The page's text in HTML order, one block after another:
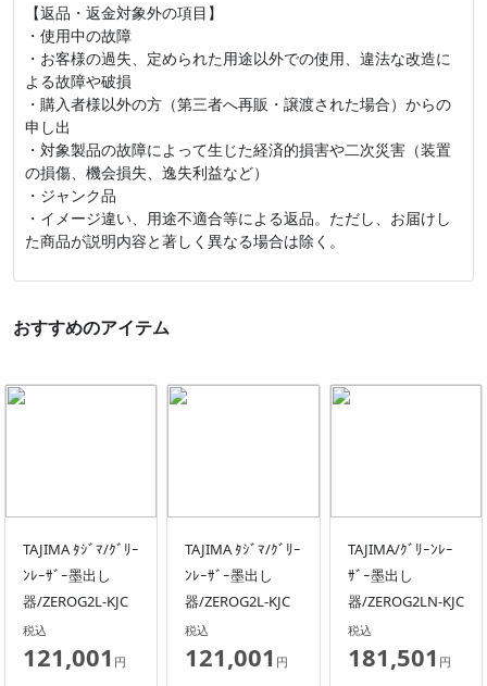
【返品・返金対象外の項目】
・使用中の故障
・お客様の過失、定められた用途以外での使用、違法な改造に
よる故障や破損
・購入者様以外の方（第三者へ再販・譲渡された場合）からの
申し出
・対象製品の故障によって生じた経済的損害や二次災害（装置
の損傷、機会損失、逸失利益など）
・ジャンク品
・イメージ違い、用途不適合等による返品。ただし、お届けし
た商品が説明内容と著しく異なる場合は除く。
おすすめのアイテム
TAJIMA ﾀｼﾞﾏ/ｸﾞﾘｰ
ﾝﾚｰｻﾞｰ墨出し
器/ZEROG2L-KJC
税込
121,001 円
TAJIMA ﾀｼﾞﾏ/ｸﾞﾘｰ
ﾝﾚｰｻﾞｰ墨出し
器/ZEROG2L-KJC
税込
121,001 円
TAJIMA/ｸﾞﾘｰﾝﾚｰ
ｻﾞｰ墨出し
器/ZEROG2LN-KJC
税込
181,501 円